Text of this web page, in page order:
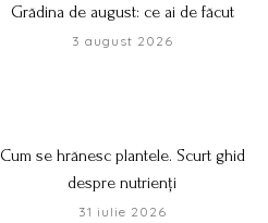
Grădina de august: ce ai de făcut
3 august 2026
Cum se hrănesc plantele. Scurt ghid
despre nutrienți
31 iulie 2026